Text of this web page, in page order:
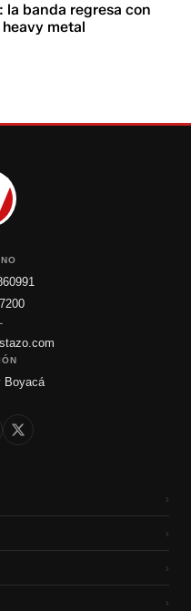
la banda regresa con
metal
Boyacá
›
›
›
›